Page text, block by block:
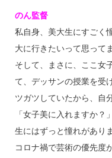
のん監督
私自身、美大生にすごく
大に行きたいって思って
そして、まさに、ここ女
て、デッサンの授業を受
ツガツしていたから、自
「女子美に入れますか
生にはずっと憧れがあり
コロナ禍で芸術の優先度